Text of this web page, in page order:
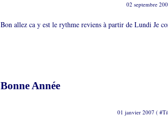
02 septembre
Bon allez ca y est le rythme reviens à partir de Lundi Je
Bonne Année
01 janvier 2007 ( #